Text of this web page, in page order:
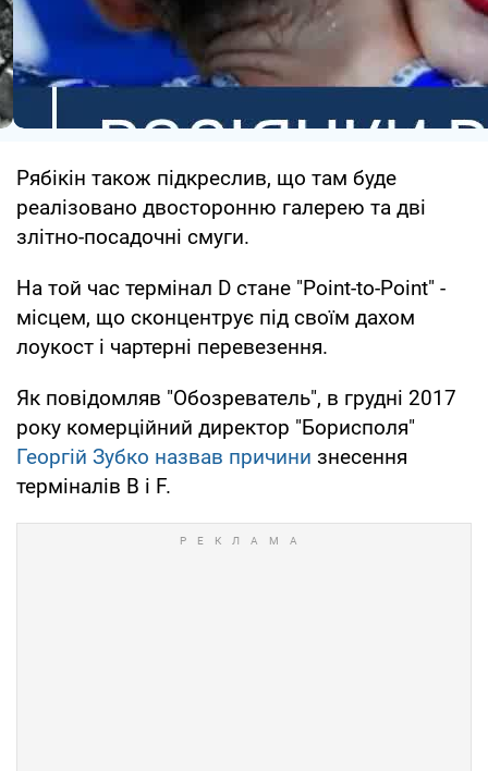
Рябікін також підкреслив, що там буде
реалізовано двосторонню галерею та дві
злітно-посадочні смуги.
На той час термінал D стане "Point-to-Рoint" -
місцем, що сконцентрує під своїм дахом
лоукост і чартерні перевезення.
Як повідомляв "Обозреватель", в грудні 2017
року комерційний директор "Борисполя"
Георгій Зубко назвав причини знесення
терміналів B і F.